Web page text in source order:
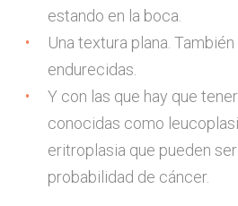
estando en la boca.
Una textura plana.
endurecidas.
Y con las que hay que
conocidas como
eritroplasia que pueden
probabilidad de cáncer.